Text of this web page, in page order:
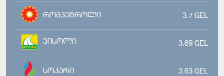
რომპეტროლი 3.7 GEL
ვისოლი 3.69 GEL
სოკარი 3.63 GEL